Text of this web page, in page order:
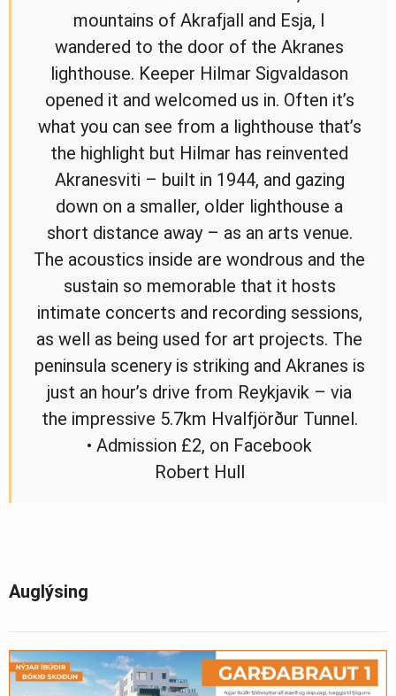
mountains of Akrafjall and Esja, I
wandered to the door of the Akranes
lighthouse. Keeper Hilmar Sigvaldason
opened it and welcomed us in. Often it’s
what you can see from a lighthouse that’s
the highlight but Hilmar has reinvented
Akranesviti – built in 1944, and gazing
down on a smaller, older lighthouse a
short distance away – as an arts venue.
The acoustics inside are wondrous and the
sustain so memorable that it hosts
intimate concerts and recording sessions,
as well as being used for art projects. The
peninsula scenery is striking and Akranes is
just an hour’s drive from Reykjavik – via
the impressive 5.7km Hvalfjörður Tunnel.
• Admission £2, on Facebook
Robert Hull
Auglýsing